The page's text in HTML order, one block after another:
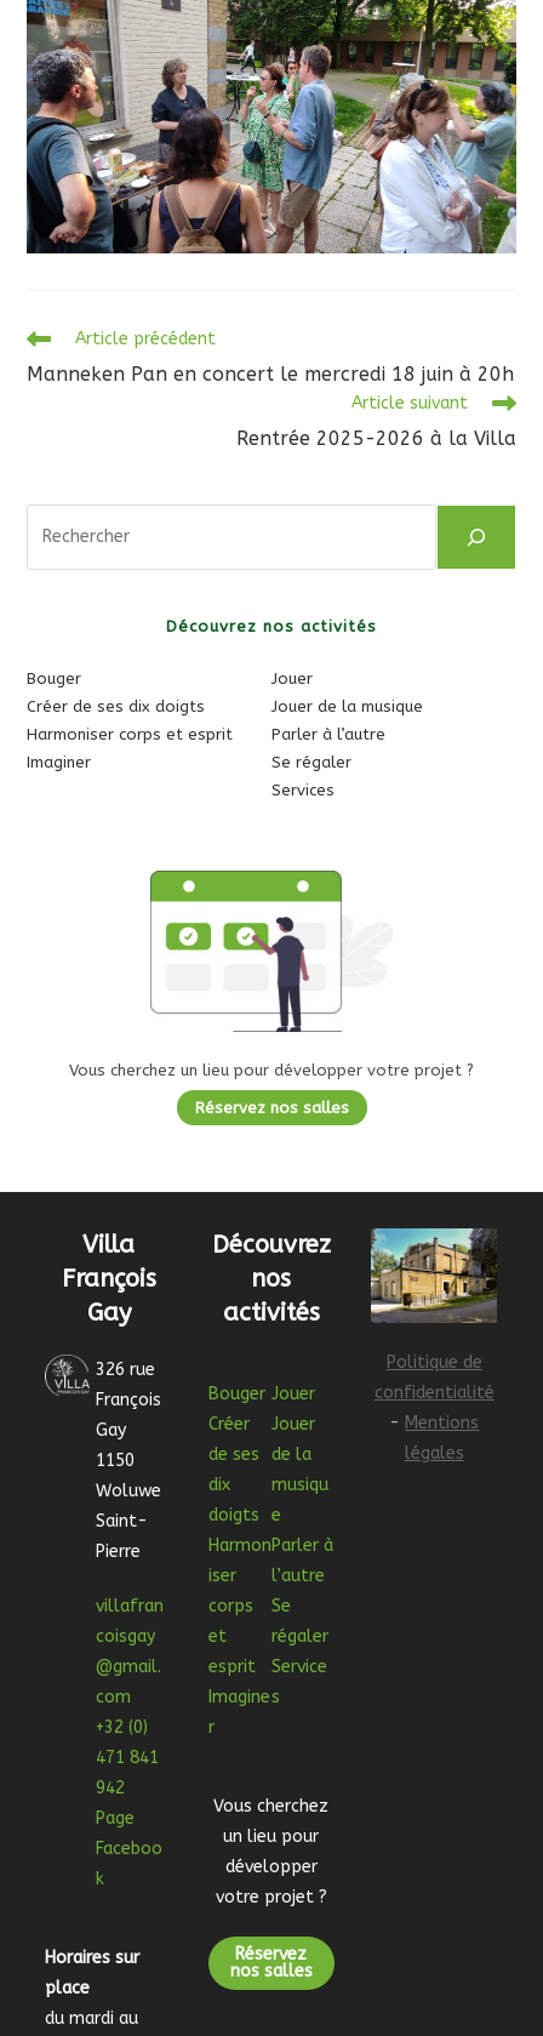
Read
articles
Article précédent
Manneken Pan en concert le mercredi 18 juin à 20h
Article suivant
Rentrée 2025-2026 à la Villa
Découvrez nos activités
Bouger
Créer de ses dix doigts
Harmoniser corps et esprit
Imaginer
Jouer
Jouer de la musique
Parler à l’autre
Se régaler
Services
Vous cherchez un lieu pour développer votre projet ?
Réservez nos salles
Villa
François
Gay
326 rue
François
Gay
1150
Woluwe
Saint-
Pierre
villafran
coisgay
@gmail.
com
+32 (0)
471 841
942
Page
Faceboo
k
Horaires sur
place
du mardi au
Découvrez
nos
activités
Bouger
Créer
de ses
dix
doigts
Harmon
iser
corps
et
esprit
Imagine
r
Jouer
Jouer
de la
musiqu
e
Parler à
l’autre
Se
régaler
Service
s
Vous cherchez
un lieu pour
développer
votre projet ?
Réservez
nos salles
Politique de
confidentialité
- Mentions
légales